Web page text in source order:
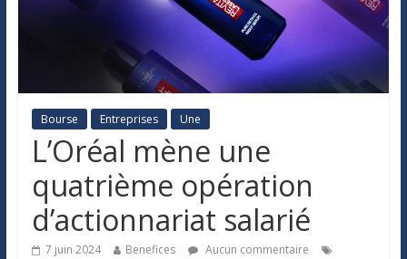
Bourse Entreprises Une
L’Oréal mène une
quatrième opération
d’actionnariat salarié
7 juin 2024 Benefices
Aucun commentaire